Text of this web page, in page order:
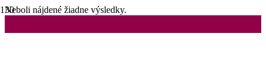
Neboli nájdené žiadne výsledky.